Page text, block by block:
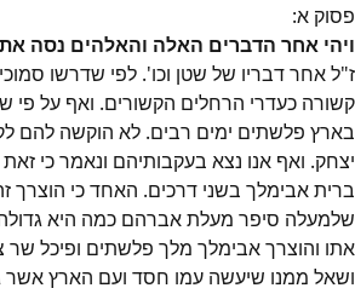
פסוק א:
ויהי אחר הדברים האלה והאלהים נסה
ז"ל אחר דבריו של שטן וכו'. לפי שדרשו
קשורה כעדרי הרחלים הקשורים. ואף על פי
בארץ פלשתים ימים רבים. לא הוקשה להם
יצחק. ואף אנו נצא בעקבותיהם ונאמר כי
ברית אבימלך בשני דרכים. האחד כי הוצרך
שלמעלה סיפר מעלת אברהם כמה היא גדולה
אתו והוצרך אבימלך מלך פלשתים ופיכל שר
ושאל ממנו שיעשה עמו חסד ועם הארץ אשר